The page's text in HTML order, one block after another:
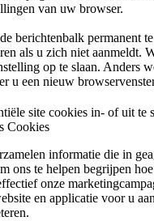
van uw browser.
berichtenbalk permanent
als u zich niet aanmeldt.
op te slaan. Anders
u een nieuw
site cookies in- of uit te
Cookies
informatie die in
ons te helpen begrijpen
onze
en applicatie voor u